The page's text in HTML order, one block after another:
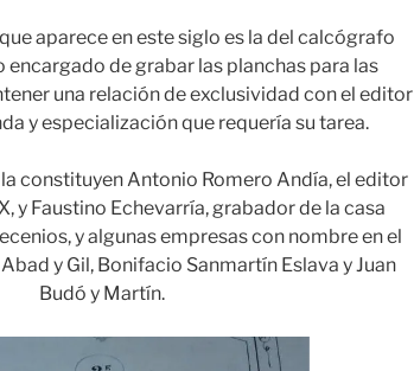
aparece en este siglo es la del calcógrafo
encargado de grabar las planchas para las
una relación de exclusividad con el editor
y especialización que requería su tarea.
constituyen Antonio Romero Andía, el editor
y Faustino Echevarría, grabador de la casa
y algunas empresas con nombre en el
y Gil, Bonifacio Sanmartín Eslava y Juan
Budó y Martín.